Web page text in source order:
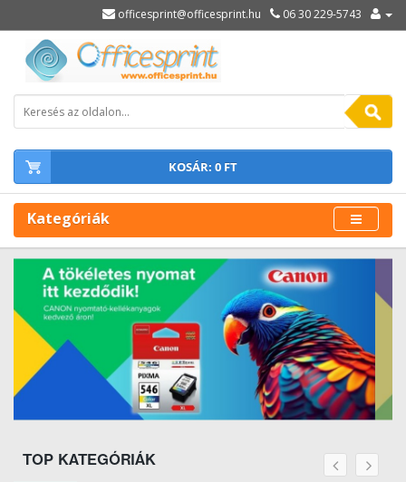
officesprint@officesprint.hu 06 30 229-5743
KOSÁR: 0 FT
Kategóriák
TOP KATEGÓRIÁK